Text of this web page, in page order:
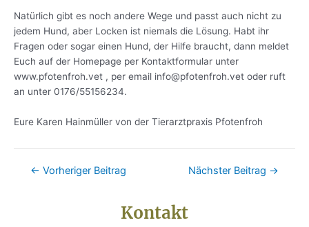
Natürlich gibt es noch andere Wege und passt auch nicht zu
jedem Hund, aber Locken ist niemals die Lösung. Habt ihr
Fragen oder sogar einen Hund, der Hilfe braucht, dann meldet
Euch auf der Homepage per Kontaktformular unter
www.pfotenfroh.vet , per email info@pfotenfroh.vet oder ruft
an unter 0176/55156234.
Eure Karen Hainmüller von der Tierarztpraxis Pfotenfroh
← Vorheriger Beitrag Nächster Beitrag →
Kontakt